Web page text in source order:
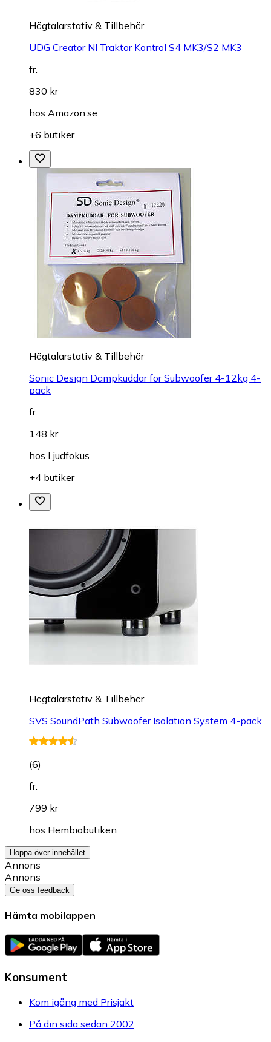
Högtalarstativ & Tillbehör
UDG Creator NI Traktor Kontrol S4 MK3/S2 MK3
fr.
830 kr
hos Amazon.se
+6 butiker
Högtalarstativ & Tillbehör
Sonic Design Dämpkuddar för Subwoofer 4-12kg 4-
pack
fr.
148 kr
hos Ljudfokus
+4 butiker
Högtalarstativ & Tillbehör
SVS SoundPath Subwoofer Isolation System 4-pack
(6)
fr.
799 kr
hos Hembiobutiken
Hoppa över innehållet
Annons
Annons
Ge oss feedback
Hämta mobilappen
Konsument
Kom igång med Prisjakt
På din sida sedan 2002